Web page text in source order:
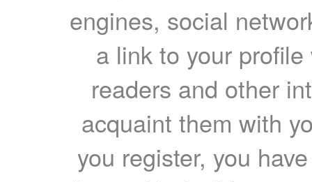
engines, social
a link to your
readers and other
acquaint them with
you register, you